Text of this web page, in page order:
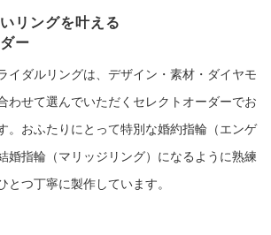
リングを叶える
ー
イダルリングは、デザイン・素材・ダイヤモ
わせて選んでいただくセレクトオーダーでお
。おふたりにとって特別な婚約指輪（エンゲ
婚指輪（マリッジリング）になるように熟練
とつ丁寧に製作しています。